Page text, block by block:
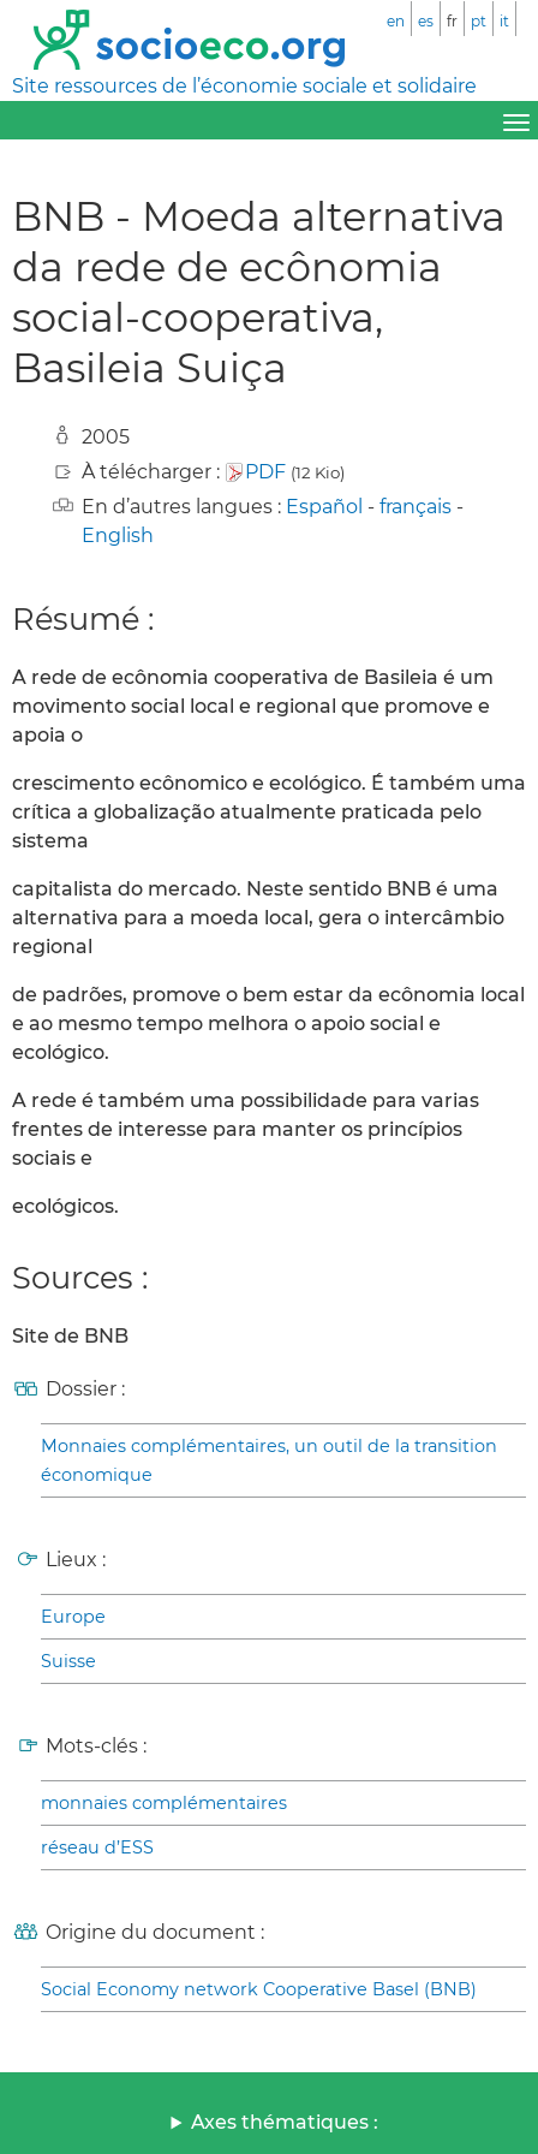
Site ressources de l’économie sociale et solidaire
en es fr pt it
BNB - Moeda alternativa
da rede de ecônomia
social-cooperativa,
Basileia Suiça
2005
À télécharger :
PDF (12 Kio)
En d’autres langues : Español - français -
English
Résumé :
A rede de ecônomia cooperativa de Basileia é um
movimento social local e regional que promove e
apoia o
crescimento ecônomico e ecológico. É também uma
crítica a globalização atualmente praticada pelo
sistema
capitalista do mercado. Neste sentido BNB é uma
alternativa para a moeda local, gera o intercâmbio
regional
de padrões, promove o bem estar da ecônomia local
e ao mesmo tempo melhora o apoio social e
ecológico.
A rede é também uma possibilidade para varias
frentes de interesse para manter os princípios
sociais e
ecológicos.
Sources :
Site de BNB
Dossier :
Monnaies complémentaires, un outil de la transition
économique
Lieux :
Europe
Suisse
Mots-clés :
monnaies complémentaires
réseau d’ESS
Origine du document :
Social Economy network Cooperative Basel (BNB)
Axes thématiques :